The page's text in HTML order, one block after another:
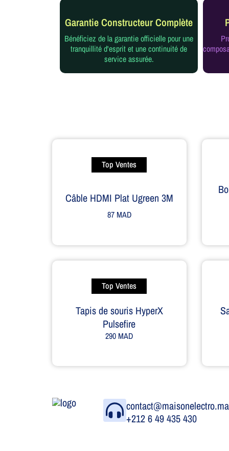
Garantie Constructeur Complète
Bénéficiez de la garantie officielle pour une
tranquillité d'esprit et une continuité de
service assurée.
Top Ventes
Câble HDMI Plat Ugreen 3M
87MAD
Top Ventes
Tapis de souris HyperX
Pulsefire
290 MAD
contact@maisonelectro.ma
+212 6 49 435 430